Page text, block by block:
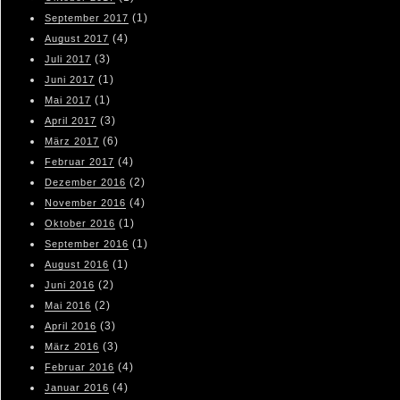
September 2017 (1)
August 2017 (4)
Juli 2017 (3)
Juni 2017 (1)
Mai 2017 (1)
April 2017 (3)
März 2017 (6)
Februar 2017 (4)
Dezember 2016 (2)
November 2016 (4)
Oktober 2016 (1)
September 2016 (1)
August 2016 (1)
Juni 2016 (2)
Mai 2016 (2)
April 2016 (3)
März 2016 (3)
Februar 2016 (4)
Januar 2016 (4)